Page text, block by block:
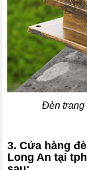
Đèn trang
3. Cửa hàng
Long An tại